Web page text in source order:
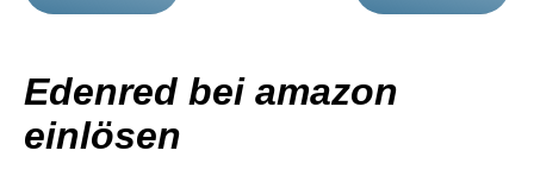
Edenred bei amazon
einlösen